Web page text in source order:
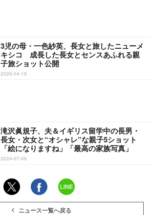
3児の母・一色紗英、長女と旅したニューメ
キシコ 成長した長女とセンスあふれる親
子旅ショット公開
2026-04-19
滝沢眞規子、夫＆イギリス留学中の長男・
長女・次女と“オシャレ”な親子5ショット
「絵になりますね」「最高の家族写真」
2024-07-09
ニュース一覧へ戻る